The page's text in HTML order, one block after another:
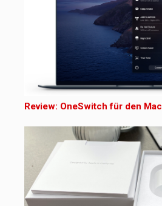
Review: OneSwitch für den Mac